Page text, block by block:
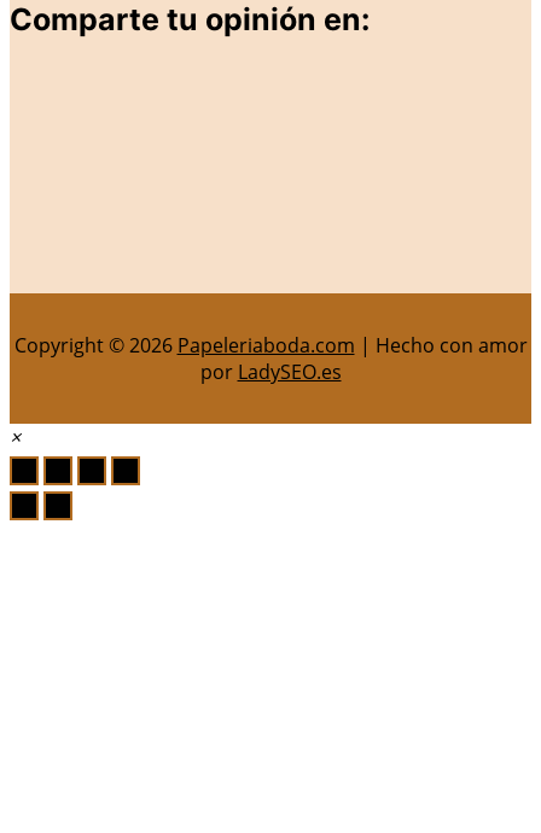
Comparte tu opinión en:
Copyright © 2026 Papeleriaboda.com | Hecho con amor
por LadySEO.es
×